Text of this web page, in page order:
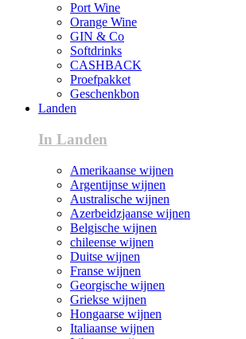
Port Wine
Orange Wine
GIN & Co
Softdrinks
CASHBACK
Proefpakket
Geschenkbon
Landen
In Landen
Amerikaanse wijnen
Argentijnse wijnen
Australische wijnen
Azerbeidzjaanse wijnen
Belgische wijnen
chileense wijnen
Duitse wijnen
Franse wijnen
Georgische wijnen
Griekse wijnen
Hongaarse wijnen
Italiaanse wijnen